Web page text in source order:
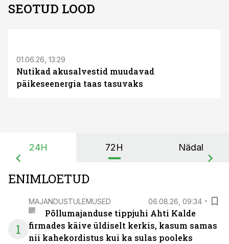
SEOTUD LOOD
01.06.26, 13:29
Nutikad akusalvestid muudavad
päikeseenergia taas tasuvaks
24H 72H Nädal
ENIMLOETUD
1
MAJANDUSTULEMUSED 06.08.26, 09:34
Põllumajanduse tippjuhi Ahti Kalde
firmades käive üldiselt kerkis, kasum samas
nii kahekordistus kui ka sulas pooleks